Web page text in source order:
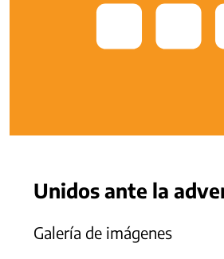
Unidos ante la
Galería de imágenes